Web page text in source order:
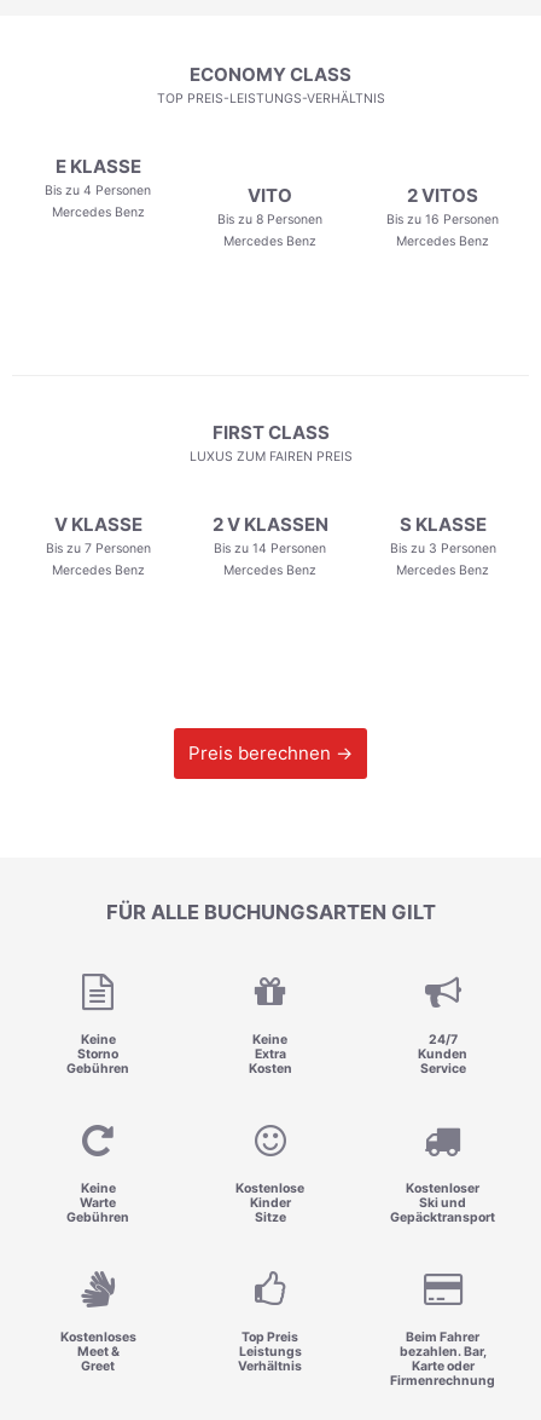
ECONOMY CLASS
TOP PREIS-LEISTUNGS-VERHÄLTNIS
E KLASSE
Bis zu 4 Personen
Mercedes Benz
VITO
Bis zu 8 Personen
Mercedes Benz
2 VITOS
Bis zu 16 Personen
Mercedes Benz
FIRST CLASS
LUXUS ZUM FAIREN PREIS
V KLASSE
Bis zu 7 Personen
Mercedes Benz
2 V KLASSEN
Bis zu 14 Personen
Mercedes Benz
S KLASSE
Bis zu 3 Personen
Mercedes Benz
Preis berechnen →
FÜR ALLE BUCHUNGSARTEN GILT
Keine
Storno
Gebühren
Keine
Extra
Kosten
24/7
Kunden
Service
Keine
Warte
Gebühren
Kostenlose
Kinder
Sitze
Kostenloser
Ski und
Gepäcktransport
Kostenloses
Meet &
Greet
Top Preis
Leistungs
Verhältnis
Beim Fahrer
bezahlen. Bar,
Karte oder
Firmenrechnung